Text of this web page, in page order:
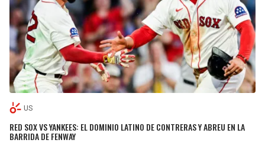
US
RED SOX VS YANKEES: EL DOMINIO LATINO DE CONTRERAS Y ABREU EN LA
BARRIDA DE FENWAY